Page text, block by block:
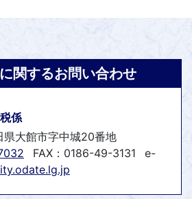
関するお問い合わせ
係
大館市字中城20番地
FAX：0186-49-3131
e-